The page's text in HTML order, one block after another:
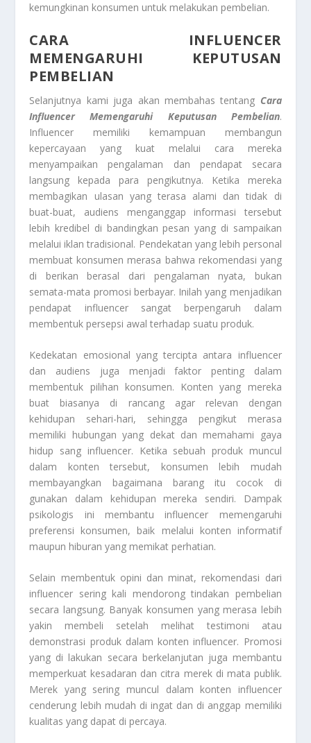
kemungkinan konsumen untuk melakukan pembelian.
CARA INFLUENCER
MEMENGARUHI KEPUTUSAN
PEMBELIAN
Selanjutnya kami juga akan membahas tentang Cara
Influencer Memengaruhi Keputusan Pembelian.
Influencer memiliki kemampuan membangun
kepercayaan yang kuat melalui cara mereka
menyampaikan pengalaman dan pendapat secara
langsung kepada para pengikutnya. Ketika mereka
membagikan ulasan yang terasa alami dan tidak di
buat-buat, audiens menganggap informasi tersebut
lebih kredibel di bandingkan pesan yang di sampaikan
melalui iklan tradisional. Pendekatan yang lebih personal
membuat konsumen merasa bahwa rekomendasi yang
di berikan berasal dari pengalaman nyata, bukan
semata-mata promosi berbayar. Inilah yang menjadikan
pendapat influencer sangat berpengaruh dalam
membentuk persepsi awal terhadap suatu produk.
Kedekatan emosional yang tercipta antara influencer
dan audiens juga menjadi faktor penting dalam
membentuk pilihan konsumen. Konten yang mereka
buat biasanya di rancang agar relevan dengan
kehidupan sehari-hari, sehingga pengikut merasa
memiliki hubungan yang dekat dan memahami gaya
hidup sang influencer. Ketika sebuah produk muncul
dalam konten tersebut, konsumen lebih mudah
membayangkan bagaimana barang itu cocok di
gunakan dalam kehidupan mereka sendiri. Dampak
psikologis ini membantu influencer memengaruhi
preferensi konsumen, baik melalui konten informatif
maupun hiburan yang memikat perhatian.
Selain membentuk opini dan minat, rekomendasi dari
influencer sering kali mendorong tindakan pembelian
secara langsung. Banyak konsumen yang merasa lebih
yakin membeli setelah melihat testimoni atau
demonstrasi produk dalam konten influencer. Promosi
yang di lakukan secara berkelanjutan juga membantu
memperkuat kesadaran dan citra merek di mata publik.
Merek yang sering muncul dalam konten influencer
cenderung lebih mudah di ingat dan di anggap memiliki
kualitas yang dapat di percaya.